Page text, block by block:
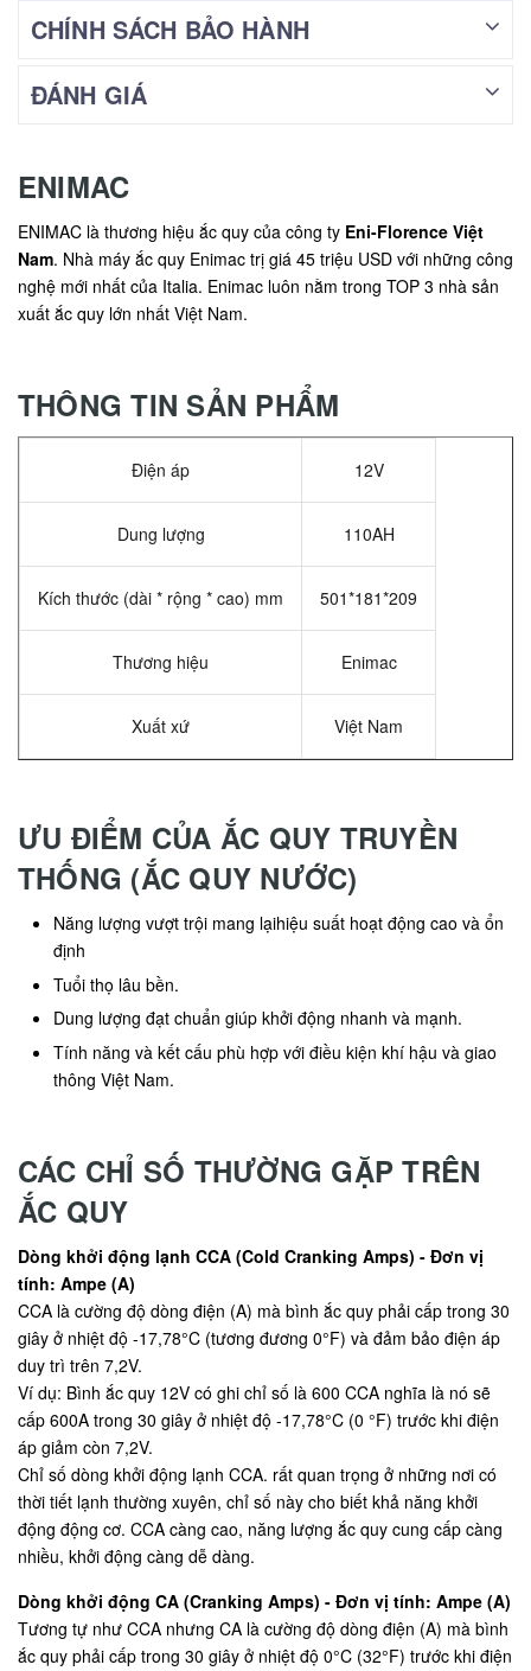
CHÍNH SÁCH BẢO HÀNH
ĐÁNH GIÁ
ENIMAC
ENIMAC là thương hiệu ắc quy của công ty Eni-Florence Việt
Nam. Nhà máy ắc quy Enimac trị giá 45 triệu USD với những công
nghệ mới nhất của Italia. Enimac luôn nằm trong TOP 3 nhà sản
xuất ắc quy lớn nhất Việt Nam.
THÔNG TIN SẢN PHẨM
Điện áp 12V
Dung lượng 110AH
Kích thước (dài * rộng * cao) mm 501*181*209
Thương hiệu Enimac
Xuất xứ Việt Nam
ƯU ĐIỂM CỦA ẮC QUY TRUYỀN
THỐNG (ẮC QUY NƯỚC)
Năng lượng vượt trội mang lạihiệu suất hoạt động cao và ổn
định
Tuổi thọ lâu bền.
Dung lượng đạt chuẩn giúp khởi động nhanh và mạnh.
Tính năng và kết cấu phù hợp với điều kiện khí hậu và giao
thông Việt Nam.
CÁC CHỈ SỐ THƯỜNG GẶP TRÊN
ẮC QUY
Dòng khởi động lạnh CCA (Cold Cranking Amps) - Đơn vị
tính: Ampe (A)
CCA là cường độ dòng điện (A) mà bình ắc quy phải cấp trong 30
giây ở nhiệt độ -17,78°C (tương đương 0°F) và đảm bảo điện áp
duy trì trên 7,2V.
Ví dụ: Bình ắc quy 12V có ghi chỉ số là 600 CCA nghĩa là nó sẽ
cấp 600A trong 30 giây ở nhiệt độ -17,78°C (0 °F) trước khi điện
áp giảm còn 7,2V.
Chỉ số dòng khởi động lạnh CCA. rất quan trọng ở những nơi có
thời tiết lạnh thường xuyên, chỉ số này cho biết khả năng khởi
động động cơ. CCA càng cao, năng lượng ắc quy cung cấp càng
nhiều, khởi động càng dễ dàng.
Dòng khởi động CA (Cranking Amps) - Đơn vị tính: Ampe (A)
Tương tự như CCA nhưng CA là cường độ dòng điện (A) mà bình
ắc quy phải cấp trong 30 giây ở nhiệt độ 0°C (32°F) trước khi điện